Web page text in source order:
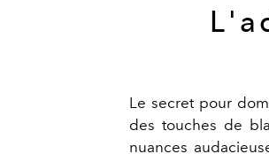
Le secret pour
des touches de
nuances